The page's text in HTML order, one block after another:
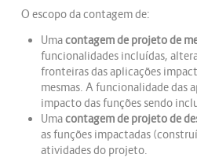
O escopo da contagem de:
Umacontagem de projeto de
funcionalidades incluídas,
fronteiras das aplicações
mesmas. A funcionalidade das
impacto das funções sendo
Umacontagem de projeto de
as funções impactadas
atividades do projeto.